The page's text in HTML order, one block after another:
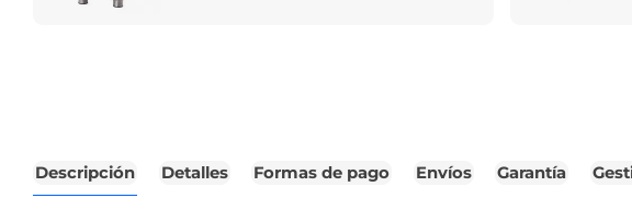
Descripción Detalles Formas de pago Envíos Garantía